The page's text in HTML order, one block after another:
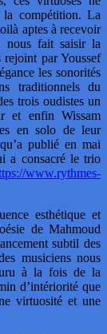
la compétition. La
aptes à recevoir
nous fait saisir la
par Youssef
les sonorités
traditionnels du
trois oudistes un
et enfin Wissam
en solo de leur
publié en mai
a consacré le trio
www.rythmes-
esthétique et
de Mahmoud
subtil des
musiciens nous
à la fois de la
d’intériorité que
virtuosité et une